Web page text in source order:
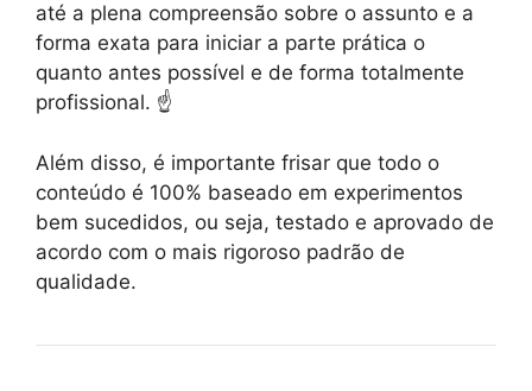
até a plena compreensão sobre o assunto e a
forma exata para iniciar a parte prática o
quanto antes possível e de forma totalmente
profissional. ☝️
Além disso, é importante frisar que todo o
conteúdo é 100% baseado em experimentos
bem sucedidos, ou seja, testado e aprovado de
acordo com o mais rigoroso padrão de
qualidade.